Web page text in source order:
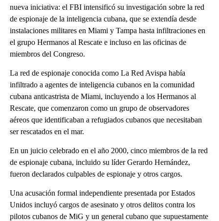
nueva iniciativa: el FBI intensificó su investigación sobre la red
de espionaje de la inteligencia cubana, que se extendía desde
instalaciones militares en Miami y Tampa hasta infiltraciones en
el grupo Hermanos al Rescate e incluso en las oficinas de
miembros del Congreso.
La red de espionaje conocida como La Red Avispa había
infiltrado a agentes de inteligencia cubanos en la comunidad
cubana anticastrista de Miami, incluyendo a los Hermanos al
Rescate, que comenzaron como un grupo de observadores
aéreos que identificaban a refugiados cubanos que necesitaban
ser rescatados en el mar.
En un juicio celebrado en el año 2000, cinco miembros de la red
de espionaje cubana, incluido su líder Gerardo Hernández,
fueron declarados culpables de espionaje y otros cargos.
Una acusación formal independiente presentada por Estados
Unidos incluyó cargos de asesinato y otros delitos contra los
pilotos cubanos de MiG y un general cubano que supuestamente